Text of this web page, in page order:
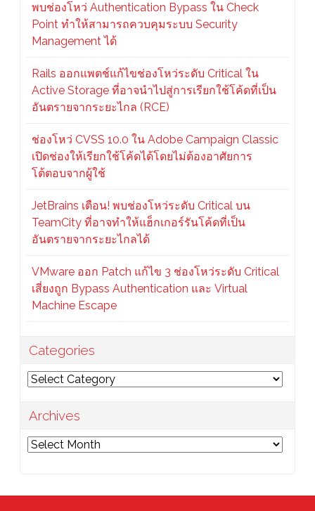
พบช่องโหว่ Authentication Bypass ใน Check
Point ทำให้สามารถควบคุมระบบ Security
Management ได้
Rails ออกแพตช์แก้ไขช่องโหว่ระดับ Critical ใน
Active Storage ที่อาจนำไปสู่การเรียกใช้โค้ดที่เป็น
อันตรายจากระยะไกล (RCE)
ช่องโหว่ CVSS 10.0 ใน Adobe Campaign Classic
เปิดช่องให้เรียกใช้โค้ดได้โดยไม่ต้องอาศัยการ
โต้ตอบจากผู้ใช้
JetBrains เตือน! พบช่องโหว่ระดับ Critical บน
TeamCity ที่อาจทำให้แฮ็กเกอร์รันโค้ดที่เป็น
อันตรายจากระยะไกลได้
VMware ออก Patch แก้ไข 3 ช่องโหว่ระดับ Critical
เสี่ยงถูก Bypass Authentication และ Virtual
Machine Escape
Categories
Categories
Archives
Archives